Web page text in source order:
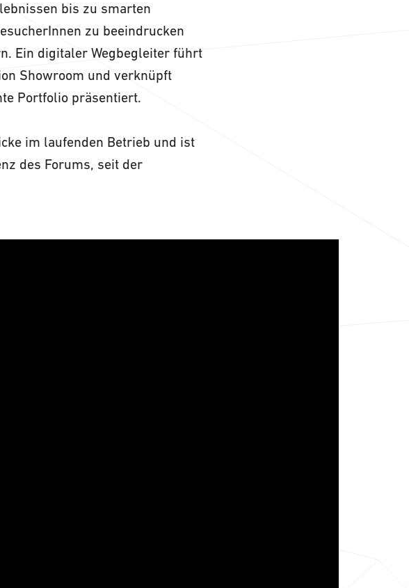
bis zu smarten
zu beeindrucken
Ein digitaler Wegbegleiter führt
Showroom und verknüpft
Portfolio präsentiert.
im laufenden Betrieb und ist
des Forums, seit der